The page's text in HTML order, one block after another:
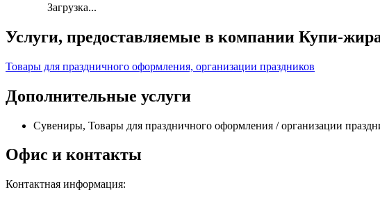
Загрузка...
Услуги, предоставляемые в компании Купи-
Товары для праздничного оформления, организации праздников
Дополнительные услуги
Сувениры, Товары для праздничного оформления / организации
Офис и контакты
Контактная информация: